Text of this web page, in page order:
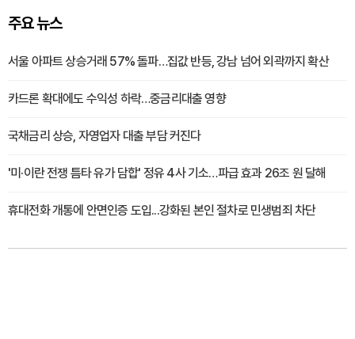
주요 뉴스
서울 아파트 상승거래 57% 돌파…집값 반등, 강남 넘어 외곽까지 확산
카드론 확대에도 수익성 하락…중금리대출 영향
국채금리 상승, 자영업자 대출 부담 커진다
'미·이란 전쟁 틈타 유가 담합' 정유 4사 기소…파급 효과 26조 원 달해
휴대전화 개통에 안면인증 도입...강화된 본인 절차로 민생범죄 차단